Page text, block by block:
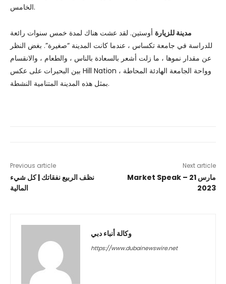
الخامس.
مدينة للزيارة أوستين. لقد عشت هناك لمدة خمس سنوات رائعة
للدراسة في جامعة تكساس ، عندما كانت المدينة “صغيرة”. بغض النظر
عن مقدار نموها ، ما زلت أشعر بالسعادة بالناس ، والطعام ، والانقسام
بين البحيرات على عكس Hill Nation ، وواحة الجامعة الهادئة المحاطة
بمثل هذه المدينة المتنامية النشطة.
Previous article
نظف الربيع نفقاتك | كل شيء
المالية
Next article
Market Speak – 21 مارس
2023
وكالة أنباء دبي
https://www.dubainewswire.net